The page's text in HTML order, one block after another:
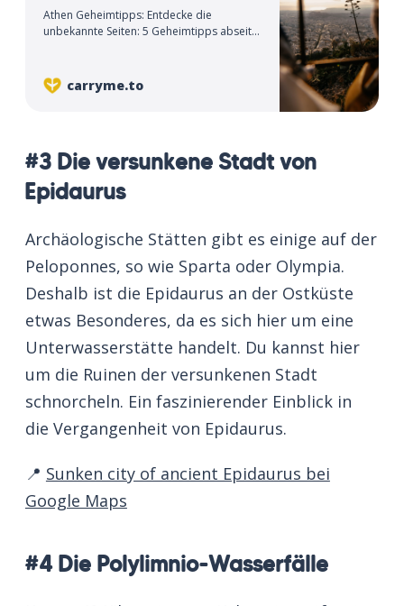
Athen Geheimtipps: Entdecke die
unbekannte Seiten: 5 Geheimtipps abseits
carryme.to
#3 Die versunkene Stadt von
Epidaurus
Archäologische Stätten gibt es einige auf der
Peloponnes, so wie Sparta oder Olympia.
Deshalb ist die Epidaurus an der Ostküste
etwas Besonderes, da es sich hier um eine
Unterwasserstätte handelt. Du kannst hier
um die Ruinen der versunkenen Stadt
schnorcheln. Ein faszinierender Einblick in
die Vergangenheit von Epidaurus.
📍 Sunken city of ancient Epidaurus bei
Google Maps
#4 Die Polylimnio-Wasserfälle